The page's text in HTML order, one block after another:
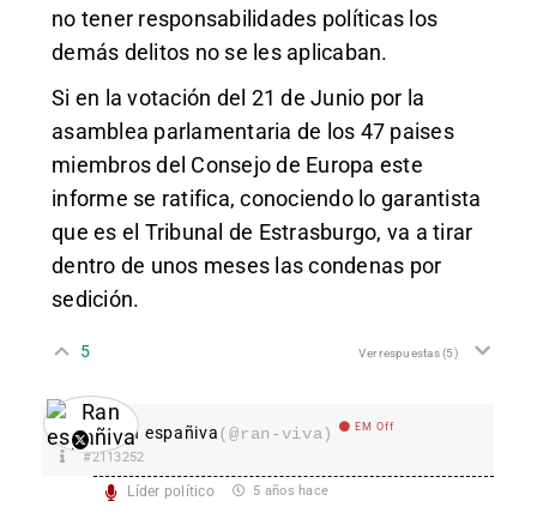
no tener responsabilidades políticas los
demás delitos no se les aplicaban.
Si en la votación del 21 de Junio por la
asamblea parlamentaria de los 47 paises
miembros del Consejo de Europa este
informe se ratifica, conociendo lo garantista
que es el Tribunal de Estrasburgo, va a tirar
dentro de unos meses las condenas por
sedición.
5 Ver respuestas(5)
Ran españiva(@ran-viva) EM Off
#2113252
Líder político 5 años hace